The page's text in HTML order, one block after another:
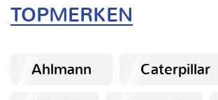
TOPMERKEN
Ahlmann
Caterpillar